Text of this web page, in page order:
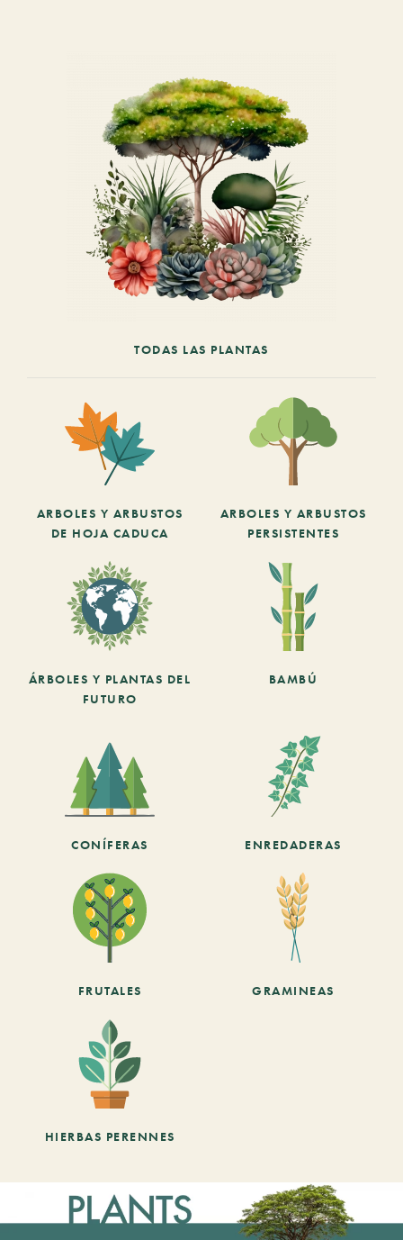
TODAS LAS PLANTAS
ARBOLES Y ARBUSTOS
DE HOJA CADUCA
ARBOLES Y ARBUSTOS
PERSISTENTES
ÁRBOLES Y PLANTAS DEL
FUTURO
BAMBÚ
CONÍFERAS ENREDADERAS
FRUTALES GRAMINEAS
HIERBAS PERENNES